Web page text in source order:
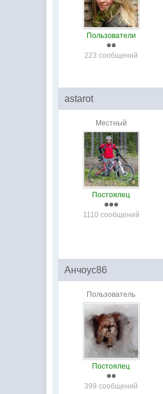
Пользователи
223 сообщений
astarot
Местный
Постоялец
1110 сообщений
Анчоус86
Пользователь
Постоялец
399 сообщений